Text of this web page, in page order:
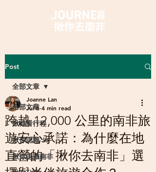
Post
全部文章
揪你看行程
揪你認識 Jo
揪你認識南非
全部文章
跨越 12,000 公里的南非旅
遊安心承諾：為什麼在地
直營的「揪你去南非」選
Joanne Lan
Jul 8 4 min read